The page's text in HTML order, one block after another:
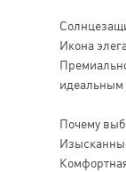
Икона
идеальным
Почему